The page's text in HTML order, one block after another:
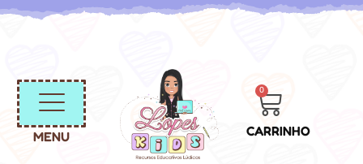
MENU
0
CARRINHO